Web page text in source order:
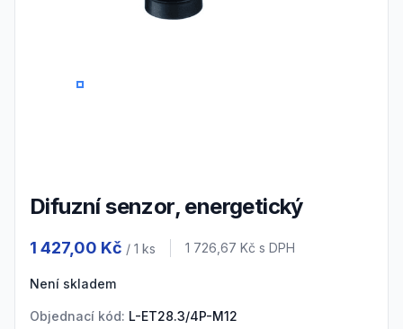
0
Difuzní senzor, energetický
1 427,00 Kč / 1 ks Cena s DPH
1 726,67 Kč s DPH
Není skladem
Objednací kód: L-ET28.3/4P-M12